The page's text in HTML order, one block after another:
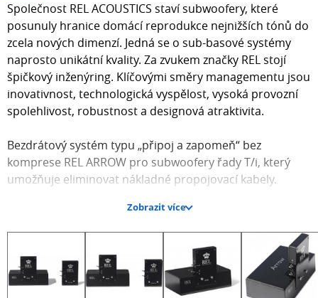
Společnost REL ACOUSTICS staví subwoofery, které
posunuly hranice domácí reprodukce nejnižších tónů do
zcela nových dimenzí. Jedná se o sub-basové systémy
naprosto unikátní kvality. Za zvukem značky REL stojí
špičkový inženýring. Klíčovými směry managementu jsou
inovativnost, technologická vyspělost, vysoká provozní
spolehlivost, robustnost a designová atraktivita.
Bezdrátový systém typu „připoj a zapomeň“ bez
komprese REL ARROW pro subwoofery řady T/i, který
umožňuje eliminovat nákladné propojovací kabely.
Arrow je metoda nulové komprese distribuce
bezdrátových sítí a poskytuje výkon podobný dražším
bezdrátovým systémům rychle, spolehlivě a bez
nepatrného a vyschlého zvuku, který většina
Zobrazit více